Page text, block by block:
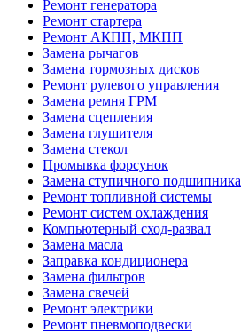
Ремонт генератора
Ремонт стартера
Ремонт АКПП, МКПП
Замена рычагов
Замена тормозных дисков
Ремонт рулевого управления
Замена ремня ГРМ
Замена сцепления
Замена глушителя
Замена стекол
Промывка форсунок
Замена ступичного подшипника
Ремонт топливной системы
Ремонт систем охлаждения
Компьютерный сход-развал
Замена масла
Заправка кондиционера
Замена фильтров
Замена свечей
Ремонт электрики
Ремонт пневмоподвески